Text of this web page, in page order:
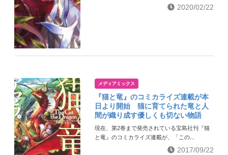
2020/02/22
メディアミックス
『猫と竜』のコミカライズ連載が本
日より開始 猫に育てられた竜と人
間が織り成す優しくも切ない物語
現在、第2巻まで発売されている宝島社刊『猫
と竜』のコミカライズ連載が、「この...
2017/09/22